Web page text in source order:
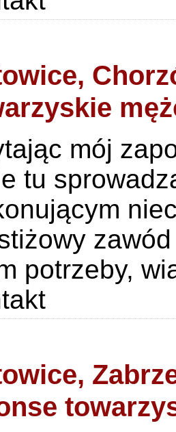
mój
tu
potrzeby,